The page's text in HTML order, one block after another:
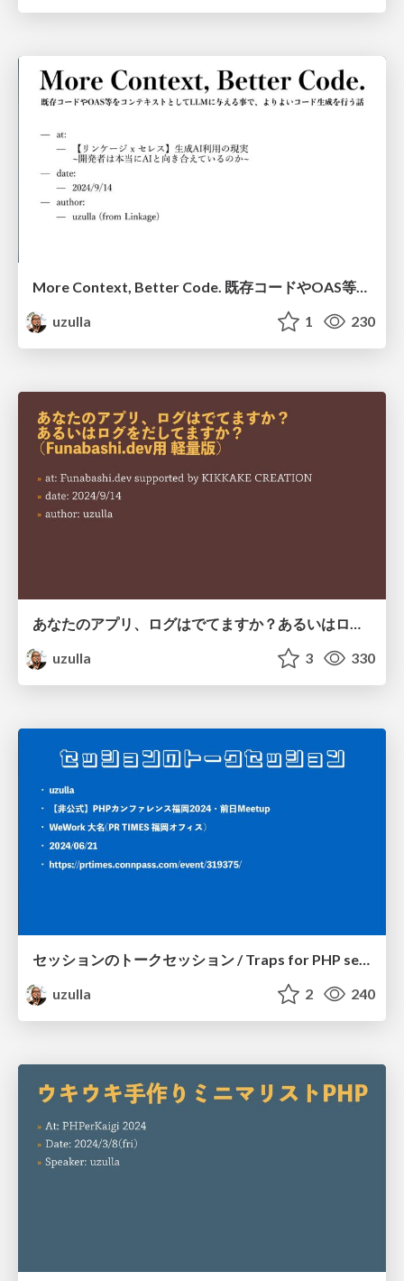
More Context, Better Code. 既存コードやOAS等をコンテキストとしてLLMに与える事で、よりよいコード生成を行う話
uzulla
1 230
あなたのアプリ、ログはでてますか？あるいはログをだしてますか？ (Funabashi.dev用 軽量版)
uzulla
3 330
セッションのトークセッション / Traps for PHP session features in growing web apps
uzulla
2 240